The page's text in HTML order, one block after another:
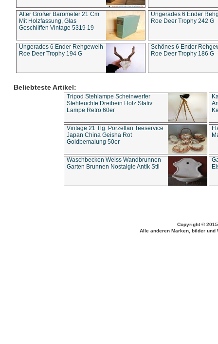
Alter Großer Barometer 21 Cm
Mit Holzfassung, Glas
Geschliffen Vintage 5319 19
Ungerades 6 Ender
Roe Deer Trophy 242 G
Ungerades 6 Ender Rehgeweih
Roe Deer Trophy 194 G
Schönes 6 Ender
Roe Deer Trophy 186 G
Beliebteste Artikel:
Tripod Stehlampe Scheinwerfer
Stehleuchte Dreibein Holz Stativ
Lampe Retro 60er
Vintage 21 Tlg. Porzellan Teeservice
Japan China Geisha Rot
Goldbemalung 50er
Waschbecken Weiss Wandbrunnen
Garten Brunnen Nostalgie Antik Stil
Copyright ©
Alle anderen Marken, bilder und